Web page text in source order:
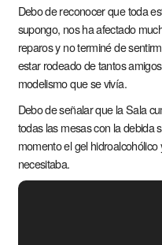
Debo de reconocer que toda
supongo, nos ha afectado
reparos y no terminé de
estar rodeado de tantos
modelismo que se vivía.
Debo de señalar que la Sala
todas las mesas con la debida
momento el gel
necesitaba.